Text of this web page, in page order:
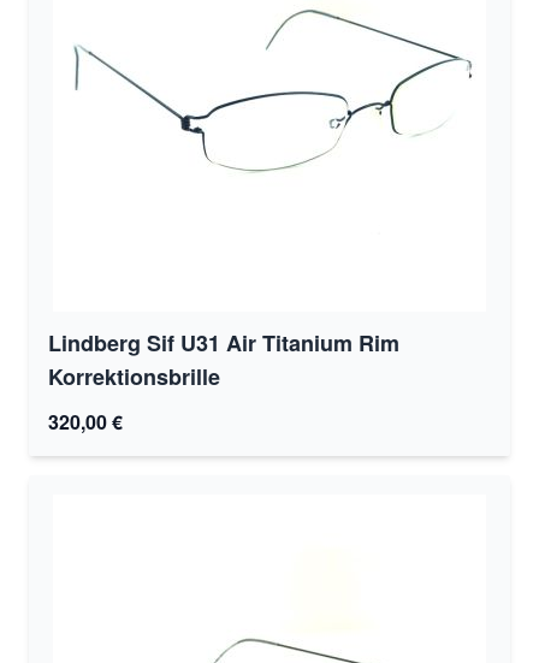
Lindberg Sif U31 Air Titanium Rim
Korrektionsbrille
320,00 €